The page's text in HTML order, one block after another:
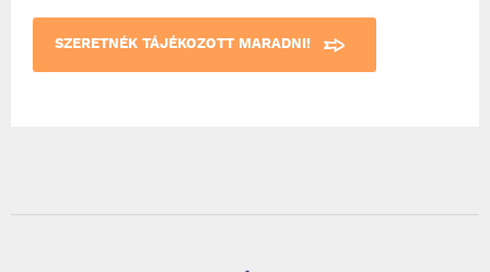
SZERETNÉK TÁJÉKOZOTT MARADNI!